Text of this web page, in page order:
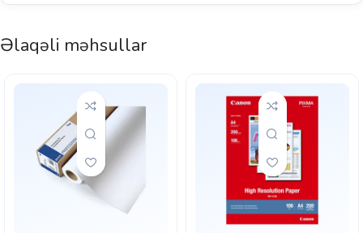
Əlaqəli məhsullar